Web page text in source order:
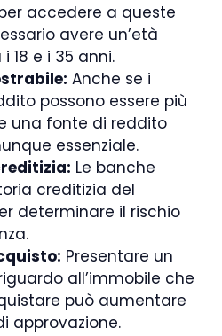
accedere a queste
avere un’età
18 e i 35 anni.
Anche se i
possono essere più
una fonte di reddito
essenziale.
Le banche
creditizia del
determinare il rischio
Presentare un
all’immobile che
può aumentare
approvazione.